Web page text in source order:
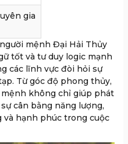
gia
mệnh Đại Hải Thủy
tốt và tư duy logic mạnh
các lĩnh vực đòi hỏi sự
Từ góc độ phong thủy,
không chỉ giúp phát
cân bằng năng lượng,
và hạnh phúc trong cuộc